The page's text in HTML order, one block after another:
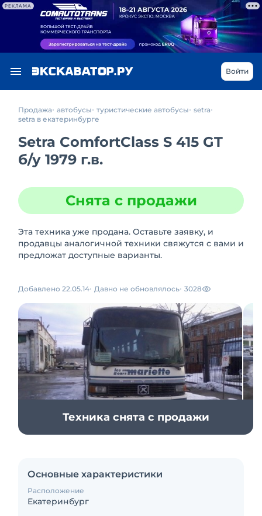
РЕКЛАМА
Войти
Продажа автобусы туристические автобусы setra
setra в екатеринбурге
Setra ComfortClass S 415 GT
б/у 1979 г.в.
Снята с продажи
Эта техника уже продана. Оставьте заявку, и
продавцы аналогичной техники свяжутся с вами и
предложат доступные варианты.
Добавлено 22.05.14 Давно не обновлялось 3028
Техника снята с продажи
Основные характеристики
Расположение
Екатеринбург